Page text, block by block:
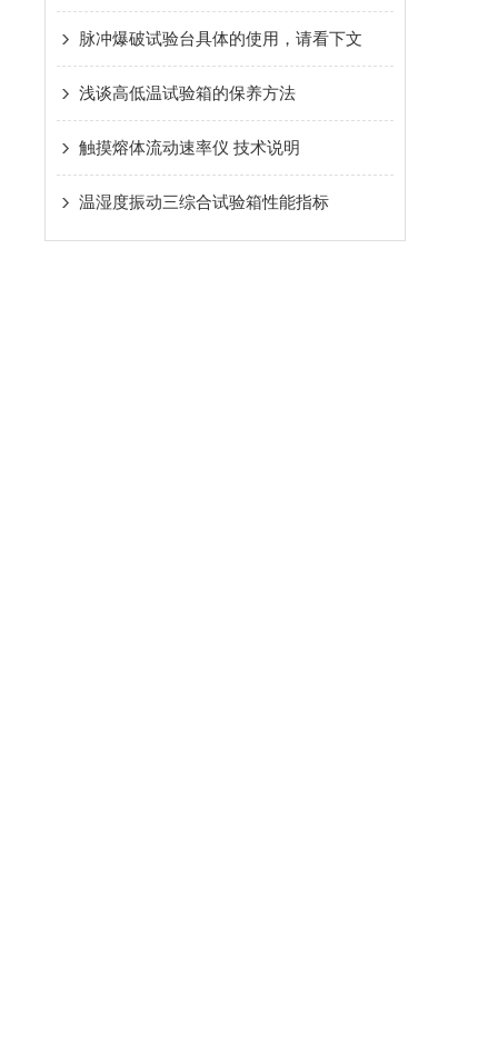
脉冲爆破试验台具体的使用，请看下文
浅谈高低温试验箱的保养方法
触摸熔体流动速率仪 技术说明
温湿度振动三综合试验箱性能指标